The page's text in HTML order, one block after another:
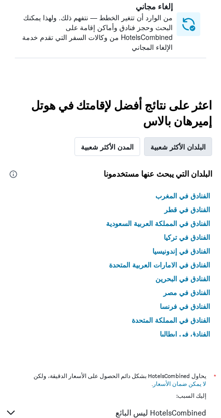
إلغاء مجاني
من الوارد أن تتغير الخطط — نتفهم ذلك. ولهذا يمكنك
البحث وحجز فنادق وأماكن إقامة على
HotelsCombined من وكالات السفر التي تقدم خدمة
الإلغاء المجاني
اعثر على نتائج أفضل لإقامتك في هوتل
إميرهان بالاس
البلدان الأكثر شعبية المدن الأكثر شعبية
البلدان التي يبحث عنها مستخدمونا
الفنادق في المغرب
الفنادق في قطر
الفنادق في المملكة العربية السعودية
الفنادق في تركيا
الفنادق في إندونيسيا
الفنادق في الامارات العربية المتحدة
الفنادق في البحرين
الفنادق في مصر
الفنادق في فرنسا
الفنادق في المملكة المتحدة
الفنادق في إيطاليا
*
يحاول HotelsCombined بشكل دائم الحصول على الأسعار الدقيقة، ولكن
لا يمكن ضمان الأسعار .
إليك السبب:
HotelsCombined ليس البائع